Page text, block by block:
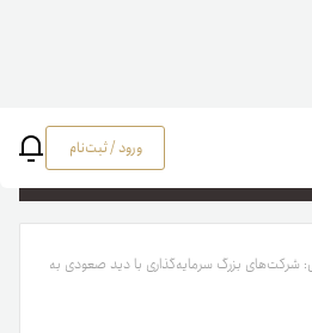
ورود / ثبت‌نام
بزرگ سرمایه‌گذاری با دید صعودی به